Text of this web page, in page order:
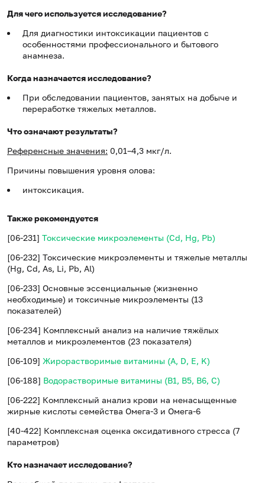
Для чего используется исследование?
Для диагностики интоксикации пациентов с
особенностями профессионального и бытового
анамнеза.
Когда назначается исследование?
При обследовании пациентов, занятых на добыче и
переработке тяжелых металлов.
Что означают результаты?
Референсные значения: 0,01–4,3 мкг/л.
Причины повышения уровня олова:
интоксикация.
Также рекомендуется
[06-231] Токсические микроэлементы (Cd, Hg, Pb)
[06-232] Токсические микроэлементы и тяжелые металлы
(Hg, Cd, As, Li, Pb, Al)
[06-233] Основные эссенциальные (жизненно
необходимые) и токсичные микроэлементы (13
показателей)
[06-234] Комплексный анализ на наличие тяжёлых
металлов и микроэлементов (23 показателя)
[06-109] Жирорастворимые витамины (A, D, E, K)
[06-188] Водорастворимые витамины (B1, B5, B6, С)
[06-222] Комплексный анализ крови на ненасыщенные
жирные кислоты семейства Омега-3 и Омега-6
[40-422] Комплексная оценка оксидативного стресса (7
параметров)
Кто назначает исследование?